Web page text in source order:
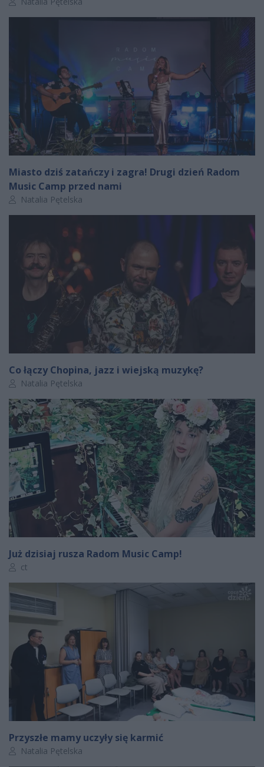
Miasto dziś zatańczy i zagra! Drugi dzień Radom
Music Camp przed nami
Autor artykułu:
Natalia Pętelska
Co łączy Chopina, jazz i wiejską muzykę?
Autor artykułu:
Natalia Pętelska
Już dzisiaj rusza Radom Music Camp!
Autor artykułu:
ct
Przyszłe mamy uczyły się karmić
Autor artykułu:
Natalia Pętelska